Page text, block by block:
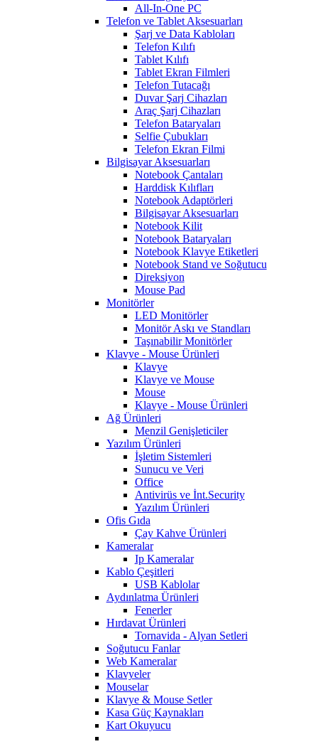
All-In-One PC
Telefon ve Tablet Aksesuarları
Şarj ve Data Kabloları
Telefon Kılıfı
Tablet Kılıfı
Tablet Ekran Filmleri
Telefon Tutacağı
Duvar Şarj Cihazları
Araç Şarj Cihazları
Telefon Bataryaları
Selfie Çubukları
Telefon Ekran Filmi
Bilgisayar Aksesuarları
Notebook Çantaları
Harddisk Kılıfları
Notebook Adaptörleri
Bilgisayar Aksesuarları
Notebook Kilit
Notebook Bataryaları
Notebook Klavye Etiketleri
Notebook Stand ve Soğutucu
Direksiyon
Mouse Pad
Monitörler
LED Monitörler
Monitör Askı ve Standları
Taşınabilir Monitörler
Klavye - Mouse Ürünleri
Klavye
Klavye ve Mouse
Mouse
Klavye - Mouse Ürünleri
Ağ Ürünleri
Menzil Genişleticiler
Yazılım Ürünleri
İşletim Sistemleri
Sunucu ve Veri
Office
Antivirüs ve İnt.Security
Yazılım Ürünleri
Ofis Gıda
Çay Kahve Ürünleri
Kameralar
Ip Kameralar
Kablo Çeşitleri
USB Kablolar
Aydınlatma Ürünleri
Fenerler
Hırdavat Ürünleri
Tornavida - Alyan Setleri
Soğutucu Fanlar
Web Kameralar
Klavyeler
Mouselar
Klavye & Mouse Setler
Kasa Güç Kaynakları
Kart Okuyucu